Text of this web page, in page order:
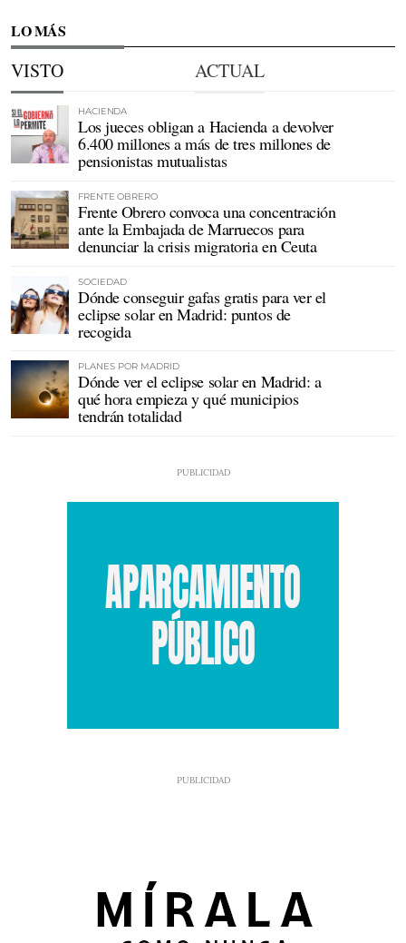
LO MÁS
VISTO ACTUAL
HACIENDA
Los jueces obligan a Hacienda a devolver
6.400 millones a más de tres millones de
pensionistas mutualistas
FRENTE OBRERO
Frente Obrero convoca una concentración
ante la Embajada de Marruecos para
denunciar la crisis migratoria en Ceuta
SOCIEDAD
Dónde conseguir gafas gratis para ver el
eclipse solar en Madrid: puntos de
recogida
PLANES POR MADRID
Dónde ver el eclipse solar en Madrid: a
qué hora empieza y qué municipios
tendrán totalidad